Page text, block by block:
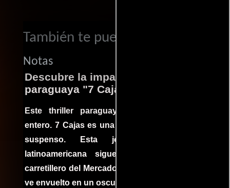
También te puede interesar...
Notas
Descubre la impactante película
paraguaya "7 Cajas"
Este thriller paraguayo cautivó al mundo
entero. 7 Cajas es una explosión de acción y
suspenso. Esta joya cinematográfica
latinoamericana sigue la historia de un
carretillero del Mercado 4 de Asunción que se
ve envuelto en un oscuro mundo de crimen